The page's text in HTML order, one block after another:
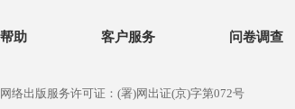
帮助 客户服务 问卷调查
网络出版服务许可证：(署)网出证(京)字第072号